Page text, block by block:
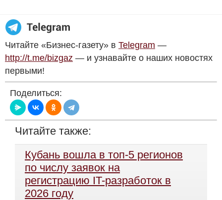
Читайте «Бизнес-газету» в Telegram —
http://t.me/bizgaz — и узнавайте о наших новостях
первыми!
Поделиться:
Читайте также:
Кубань вошла в топ-5 регионов
по числу заявок на
регистрацию IT-разработок в
2026 году